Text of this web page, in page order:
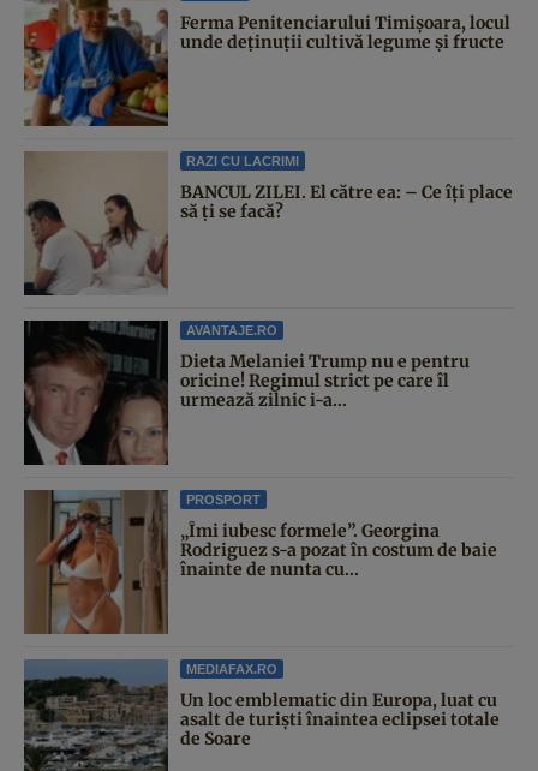
Ferma Penitenciarului Timișoara, locul
unde deținuții cultivă legume și fructe
RAZI CU LACRIMI
BANCUL ZILEI. El către ea: – Ce îți place
să ți se facă?
AVANTAJE.RO
Dieta Melaniei Trump nu e pentru
oricine! Regimul strict pe care îl
urmează zilnic i-a...
PROSPORT
„Îmi iubesc formele”. Georgina
Rodriguez s-a pozat în costum de baie
înainte de nunta cu...
MEDIAFAX.RO
Un loc emblematic din Europa, luat cu
asalt de turiști înaintea eclipsei totale
de Soare